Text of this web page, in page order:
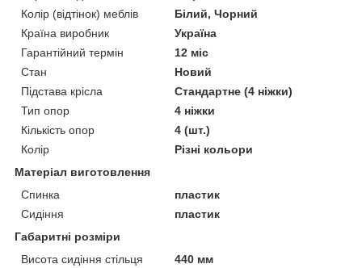
Колір (відтінок) меблів
Білий, Чорний
Країна виробник
Україна
Гарантійний термін
12 міс
Стан
Новий
Підстава крісла
Стандартне (4 ніжки)
Тип опор
4 ніжки
Кількість опор
4 (шт.)
Колір
Різні кольори
Матеріал виготовлення
Спинка
пластик
Сидіння
пластик
Габаритні розміри
Висота сидіння стільця
440 мм